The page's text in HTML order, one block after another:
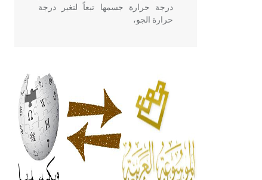
درجة حرارة جسمها تبعاً لتغير درجة
حرارة الجو،
أربعة مؤلفات هي: الحكم، الأدلة، تنظيم
التغذية، ورسالته في جروح الرأس.
ويعود له الفضل بأنه حرر الطب من
الدين والفلسفة.
- هل تعلم أن المرجان إفراز حيواني
يتكون في البحر ويتركب من مادة
كربونات الكلسيوم، وهو أحمر أو شديد